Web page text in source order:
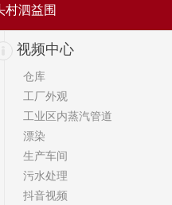
视频中心
仓库
工厂外观
工业区内蒸汽管道
漂染
生产车间
污水处理
抖音视频
村泗益围